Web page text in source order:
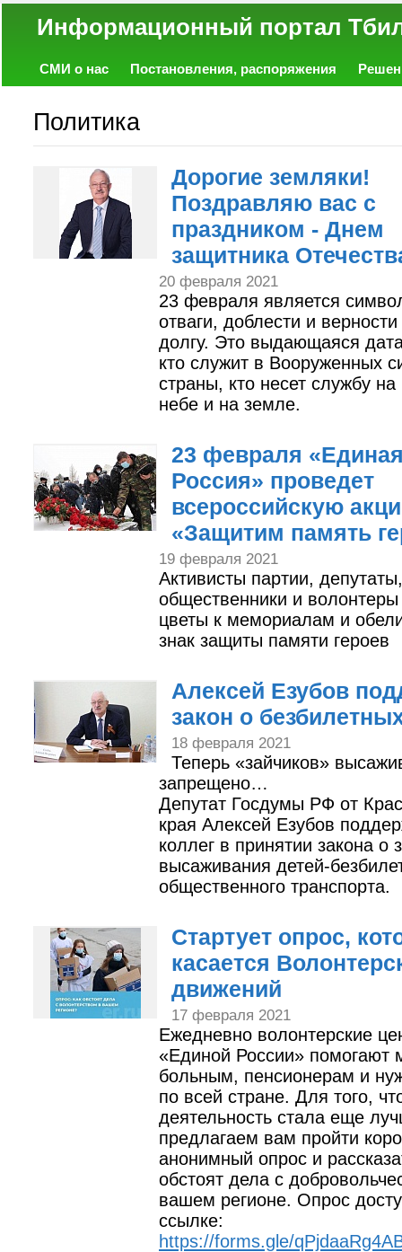
Информационный
СМИ о нас Постановления, распоряжения
Политика
Дорогие земляки!
Поздравляю вас с
праздником - Днем
защитника
20 февраля 2021
23 февраля является
отваги, доблести и
долгу. Это выдающаяся
кто служит в Вооруженных
страны, кто несет службу
небе и на земле.
23 февраля
Россия» проведет
всероссийскую
«Защитим память
19 февраля 2021
Активисты партии, депутаты,
общественники и
цветы к мемориалам и
знак защиты памяти героев
Алексей Езубов
закон о
18 февраля 2021
Теперь «зайчиков»
запрещено…
Депутат Госдумы РФ от
края Алексей Езубов
коллег в принятии закона о
высаживания детей-
общественного транспорта.
Cтартует опрос,
касается
движений
17 февраля 2021
Ежедневно волонтерские
«Единой России» помогают
больным, пенсионерам и
по всей стране. Для того,
деятельность стала еще
предлагаем вам пройти
анонимный опрос и
обстоят дела с
вашем регионе. Опрос
ссылке:
https://forms.gle/